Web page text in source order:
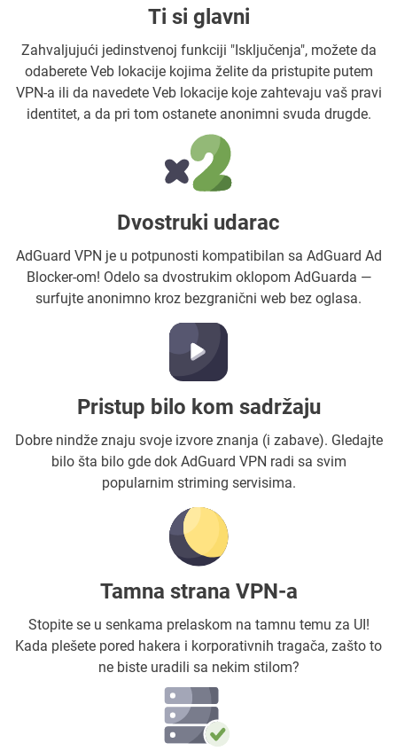
Ti si glavni
Zahvaljujući jedinstvenoj funkciji "Isključenja", možete da
odaberete Veb lokacije kojima želite da pristupite putem
VPN-a ili da navedete Veb lokacije koje zahtevaju vaš pravi
identitet, a da pri tom ostanete anonimni svuda drugde.
Dvostruki udarac
AdGuard VPN je u potpunosti kompatibilan sa AdGuard Ad
Blocker-om! Odelo sa dvostrukim oklopom AdGuarda —
surfujte anonimno kroz bezgranični web bez oglasa.
Pristup bilo kom sadržaju
Dobre nindže znaju svoje izvore znanja (i zabave). Gledajte
bilo šta bilo gde dok AdGuard VPN radi sa svim
popularnim striming servisima.
Tamna strana VPN-a
Stopite se u senkama prelaskom na tamnu temu za UI!
Kada plešete pored hakera i korporativnih tragača, zašto to
ne biste uradili sa nekim stilom?